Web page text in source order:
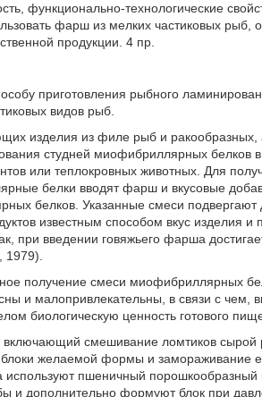
функционально-технологические
фарш из мелких частиковых рыб,
продукции. 4 пр.
приготовления рыбного
видов рыб.
изделия из филе рыб и ракообразных,
студней миофибриллярных белков
или теплокровных животных. Для
белки вводят фарш и вкусовые
белков. Указанные смеси подвергают
известным способом вкус изделия и
при введении говяжьего фарша
получение смеси миофибриллярных
и малопривлекательны, в связи с чем,
биологическую ценность готового
включающий смешивание ломтиков
желаемой формы и замораживание
пшеничный порошкообразный
и дополнительно формуют блок при